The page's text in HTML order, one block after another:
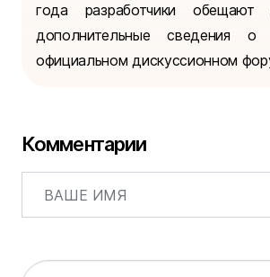
года разработчики обещают
дополнительные сведения
официальном дискуссионном
Комментарии